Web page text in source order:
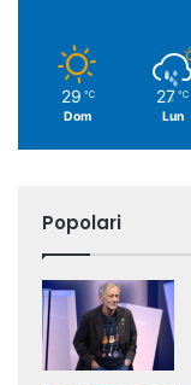
29 ℃
Dom
27 ℃
Lun
Popolari